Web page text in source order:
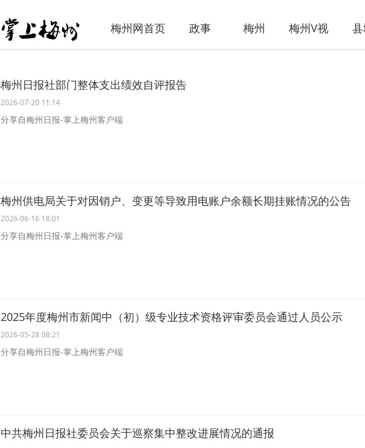
梅州网首页 政事 梅州 梅州V视
梅州日报社部门整体支出绩效自评报告
2026-07-20 11:14
分享自梅州日报-掌上梅州客户端
梅州供电局关于对因销户、变更等导致用电账户余额长期挂账情况的公告
2026-06-16 18:01
分享自梅州日报-掌上梅州客户端
2025年度梅州市新闻中（初）级专业技术资格评审委员会通过人员公示
2026-05-28 08:21
分享自梅州日报-掌上梅州客户端
中共梅州日报社委员会关于巡察集中整改进展情况的通报